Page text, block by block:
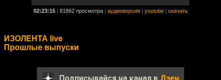
02:23:15 81862 просмотра аудиоверсия youtube скачать
ИЗОЛЕНТА live
Прошлые выпуски